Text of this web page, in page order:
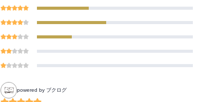
powered by ブクログ